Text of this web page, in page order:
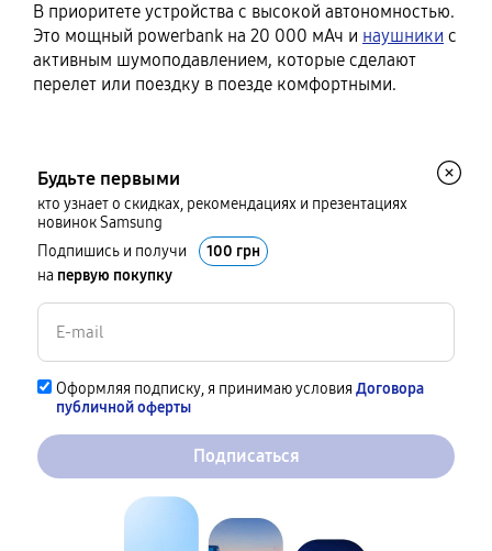
В приоритете устройства с высокой автономностью.
Это мощный powerbank на 20 000 мАч и наушники с
активным шумоподавлением, которые сделают
перелет или поездку в поезде комфортными.
Будьте первыми
кто узнает о скидках, рекомендациях и презентациях
новинок Samsung
Подпишись и получи
100 грн
на первую покупку
Оформляя подписку, я принимаю условия Договора
публичной оферты
Подписаться